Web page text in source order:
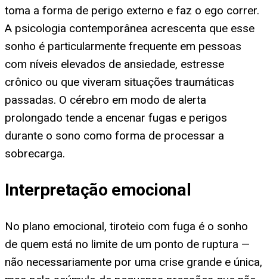
toma a forma de perigo externo e faz o ego correr.
A psicologia contemporânea acrescenta que esse
sonho é particularmente frequente em pessoas
com níveis elevados de ansiedade, estresse
crônico ou que viveram situações traumáticas
passadas. O cérebro em modo de alerta
prolongado tende a encenar fugas e perigos
durante o sono como forma de processar a
sobrecarga.
Interpretação emocional
No plano emocional, tiroteio com fuga é o sonho
de quem está no limite de um ponto de ruptura —
não necessariamente por uma crise grande e única,